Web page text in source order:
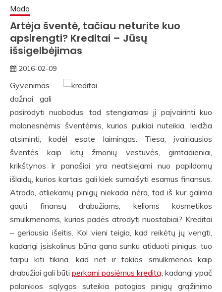
Mada
Artėja šventė, tačiau neturite kuo
apsirengti? Kreditai – Jūsų
išsigelbėjimas
2016-02-09
straipsniai
Gyvenimas
dažnai gali
pasirodyti nuobodus, tad stengiamasi jį paįvairinti kuo
malonesnėmis šventėmis, kurios puikiai nuteikia, leidžia
atsiminti, kodėl esate laimingas. Tiesa, įvairiausios
šventės kaip kitų žmonių vestuvės, gimtadieniai,
krikštynos ir panašiai yra neatsiejami nuo papildomų
išlaidų, kurios kartais gali kiek sumaišyti esamus finansus.
Atrodo, atliekamų pinigų niekada nėra, tad iš kur galima
gauti finansų drabužiams, kelioms kosmetikos
smulkmenoms, kurios padės atrodyti nuostabiai? Kreditai
– geriausia išeitis. Kol vieni teigia, kad reikėtų jų vengti,
kadangi įsiskolinus būna gana sunku atiduoti pinigus, tuo
tarpu kiti tikina, kad net ir tokios smulkmenos kaip
drabužiai gali būti perkami pasiėmus kreditą, kadangi ypač
palankios sąlygos suteikia patogias pinigų grąžinimo